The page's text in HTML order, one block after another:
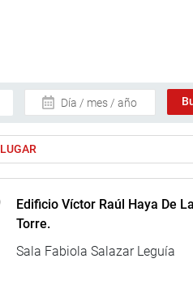
Día / mes / año
LUGAR
Edificio Víctor Raúl Haya De La
Torre.
Sala Fabiola Salazar Leguía